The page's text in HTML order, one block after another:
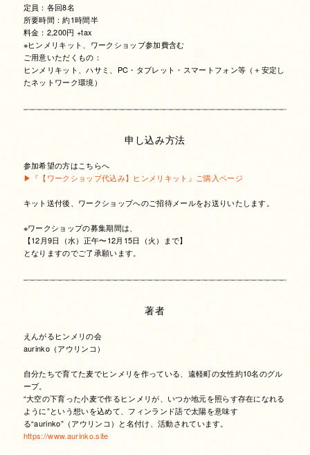
定員：各回8名
所要時間：約1時間半
料金：2,200円 +tax
※ヒンメリキット、ワークショップ参加費含む
ご用意いただくもの：
ヒンメリキット、ハサミ、PC・タブレット・スマートフォン等（＋安定し
たネットワーク環境）
申し込み方法
参加希望の方はこちらへ
▶︎『【ワークショップ代込み】ヒンメリキット』ご購入ページ
キット送付後、ワークショップへのご招待メールをお送りいたします。
※ワークショップの募集期間は、
【12月9日（水）正午〜12月15日（火）まで】
となりますのでご了承願います。
著者
えんがるヒンメリの会
aurinko（アウリンコ）
自分たちで育てた麦でヒンメリを作っている、遠軽町の女性約10名のグル
ープ。
“大空の下育った小麦で作るヒンメリが、いつか地元を照らす存在になれる
ように”という想いを込めて、フィンランド語で太陽を意味す
る“aurinko”（アウリンコ）と名付け、活動されています。
https://www.aurinko.site